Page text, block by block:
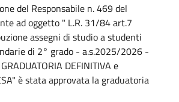
del Responsabile n. 469 del
ad oggetto " L.R. 31/84 art.7
assegni di studio a studenti
di 2° grado - a.s.2025/2026 -
DEFINITIVA e
è stata approvata la graduatoria